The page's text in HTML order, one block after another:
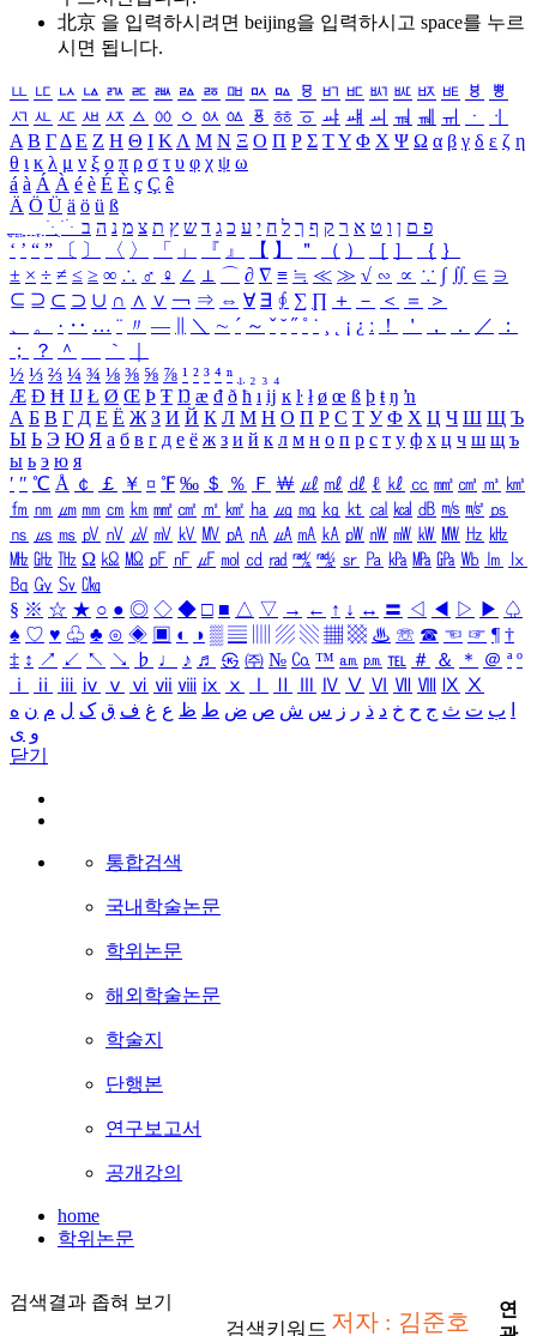
北京 을 입력하시려면 beijing을 입력하시고 space를 누르
시면 됩니다.
ㅥ ㅦ ㅧ ㅨ ㅩ ㅪ ㅫ ㅬ ㅭ ㅮ ㅯ ㅰ ㅱ ㅲ ㅳ ㅴ ㅵ ㅶ ㅷ ㅸ
ㅹ
ㅺ ㅻ ㅼ ㅽ ㅾ ㅿ ㆀ ㆁ ㆂ ㆃ ㆄ ㆅ ㆆ ㆇ ㆈ ㆉ ㆊ ㆋ ㆌ ㆍ
ㆎ
Α Β ΓΔ Ε Ζ Η Θ Ι ΚΛ Μ Ν Ξ Ο Π Ρ Σ ΤΥ Φ Χ Ψ Ω α β γ δ ε ζ η
θ ι κ λ μ ν ξ ο π ρ σ τ υ φ χ ψ ω
á à Á À é è É È ç Ç ê
Ä Ö Ü ä ö ü ß
ִֶֹ ֻּ ׁׂ פ ם ן ו ט א ר ק ף ך ל ח י ע כ ג ד ש ץ ת צ מ נ ה ב
‘ ’ “ ” 〔 〕 〈 〉 「 」 『 』 【 】 ＂ （ ） ［ ］ ｛ ｝
± × ÷ ≠ ≤ ≥ ∞ ∴ ♂ ♀ ∠ ⊥ ⌒ ∂ ∇ ≡ ≒ ≪ ≫ √ ∽ ∝ ∵ ∫ ∬ ∈ ∋
⊆ ⊇ ⊂ ⊃ ∪ ∩ ∧ ∨ ￢ ⇒ ⇔ ∀ ∃ ∮ ∑ ∏ ＋ － ＜ ＝
＞
、
。 · ‥ … ¨ 〃 ― ＼ ∼ ´ ～ ˇ ˘ ˝ ˚ ˙ ¸ ¡ ¿ ː ！ ＇ ， ． ／
：
；
？ ＾ ｀
½ ⅓ ⅔ ¼ ¾ ⅛ ⅜ ⅝ ⅞ ¹ ² ³ ⁴ ⁿ ₁ ₂ ₃ ₄
Æ Ð Ħ Ĳ Ł Ø Œ Þ Ŧ Ŋ æ đ ð ħ ı ĳ ĸ ŀ ł ø œ ß þ ŧ ŋ ŉ
А Б В Г Д Е Ё Ж З И Й К Л М Н О П Р С Т У Ф Х Ц Ч Ш Щ Ъ
Ы Ь Э Ю Я а б в г д е ё ж з и й к л м н о п р с т у ф х ц ч ш щ ъ
ы ь э ю я
′ ″ ℃ Å ￠ ￡ ￥ ¤ ℉ ‰ ＄ ％ Ｆ ￦ ㎕ ㎖ ㎗ ℓ ㎘ ㏄ ㎣ ㎤ ㎥ ㎦
㎙ ㎚ ㎛ ㎜ ㎝ ㎞ ㎟ ㎠ ㎡ ㎢ ㏊ ㎍ ㎎ ㎏ ㏏ ㎈ ㎉ ㏈ ㎧ ㎨ ㎰
㎱ ㎲ ㎳ ㎴ ㎵ ㎶ ㎷ ㎸ ㎹ ㎀ ㎁ ㎂ ㎃ ㎄ ㎺ ㎻ ㎽ ㎾ ㎿ ㎐ ㎑
㎒ ㎓ ㎔ Ω ㏀ ㏁ ㎊ ㎋ ㎌ ㏖ ㏅ ㎭ ㎮ ㎯ ㏛ ㎩ ㎪ ㎫ ㎬ ㏝ ㏐
㏓
㏃ ㏉ ㏜ ㏆
§ ※ ☆ ★ ○ ● ◎ ◇ ◆ □ ■ △ ▽ → ← ↑ ↓ ↔ 〓 ◁ ◀ ▷ ▶ ♤
♠ ♡ ♥ ♧ ♣ ⊙ ◈ ▣ ◐ ◑ ▒ ▤ ▨ ▧ ▦ ▩ ♨ ☏ ☎ ☜ ☞ ¶ †
‡ ↕ ↗ ↙ ↖ ↘ ♭ ♩ ♪ ♬ ㉿ ㈜ № ㏇ ™ ㏂ ㏘ ℡ ＃ ＆ ＊ ＠ ª º
ⅰ
ⅱ ⅲ ⅳ ⅴ ⅵ ⅶ ⅷ ⅸ ⅹ Ⅳ Ⅴ Ⅵ Ⅶ Ⅷ Ⅸ Ⅹ
ب ت ث ج ح خ د ذ ر ز س ش ص ض ط ظ ع غ ف ق ک ل م ن ه
و ی
닫기
통합검색
국내학술논문
학위논문
해외학술논문
학술지
단행본
연구보고서
공개강의
home
학위논문
검색결과 좁혀 보기
검색키워드 저자 : 김준호
연